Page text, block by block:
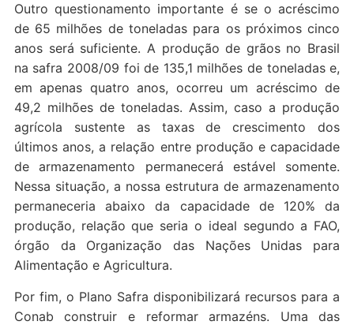
Outro questionamento importante é se o acréscimo
de 65 milhões de toneladas para os próximos cinco
anos será suficiente. A produção de grãos no Brasil
na safra 2008/09 foi de 135,1 milhões de toneladas e,
em apenas quatro anos, ocorreu um acréscimo de
49,2 milhões de toneladas. Assim, caso a produção
agrícola sustente as taxas de crescimento dos
últimos anos, a relação entre produção e capacidade
de armazenamento permanecerá estável somente.
Nessa situação, a nossa estrutura de armazenamento
permaneceria abaixo da capacidade de 120% da
produção, relação que seria o ideal segundo a FAO,
órgão da Organização das Nações Unidas para
Alimentação e Agricultura.
Por fim, o Plano Safra disponibilizará recursos para a
Conab construir e reformar armazéns. Uma das